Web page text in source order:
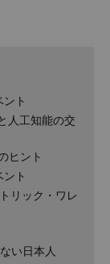
ト
人工知能の交
ヒント
ト
リック・ワレ
い日本人